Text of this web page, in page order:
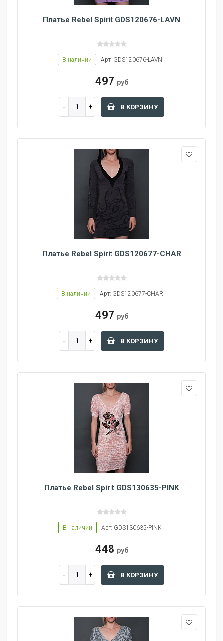
Платье Rebel Spirit GDS120676-LAVN
В наличии Арт: GDS120676-LAVN
497 руб
В КОРЗИНУ
Платье Rebel Spirit GDS120677-CHAR
В наличии Арт: GDS120677-CHAR
497 руб
В КОРЗИНУ
Платье Rebel Spirit GDS130635-PINK
В наличии Арт: GDS130635-PINK
448 руб
В КОРЗИНУ